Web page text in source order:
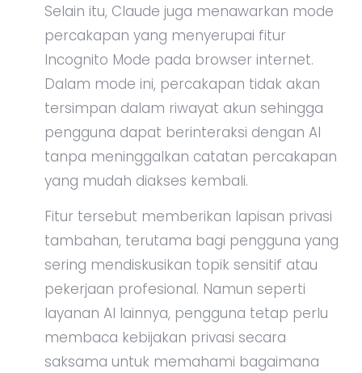
Selain itu, Claude juga menawarkan mode
percakapan yang menyerupai fitur
Incognito Mode pada browser internet.
Dalam mode ini, percakapan tidak akan
tersimpan dalam riwayat akun sehingga
pengguna dapat berinteraksi dengan AI
tanpa meninggalkan catatan percakapan
yang mudah diakses kembali.
Fitur tersebut memberikan lapisan privasi
tambahan, terutama bagi pengguna yang
sering mendiskusikan topik sensitif atau
pekerjaan profesional. Namun seperti
layanan AI lainnya, pengguna tetap perlu
membaca kebijakan privasi secara
saksama untuk memahami bagaimana